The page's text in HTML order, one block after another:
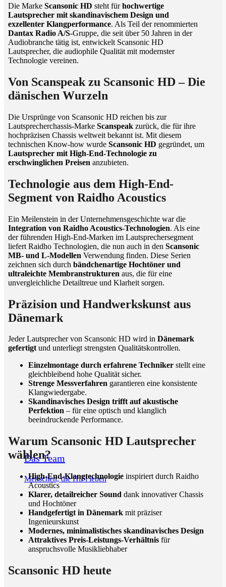
Das Team
Menschen, die HiFi leben
Die Marke Scansonic HD steht fürhochwertige
Lautsprecher mit skandinavischem Design und
exzellenter Klangperformance. Als Teil der renommierten
Dantax Radio A/S-Gruppe, die seit über 50 Jahren in der
Audiobranche tätig ist, entwickelt Scansonic HD
Lautsprecher, die audiophile Qualität mit modernster
Technologie vereinen.
Von Scanspeak zu Scansonic HD – Die
dänischen Wurzeln
Die Ursprünge von Scansonic HD reichen bis zur
Lautsprecherchassis-Marke Scanspeak zurück, die für ihre
hochpräzisen Chassis weltweit bekannt ist. Mit diesem
technischen Know-how wurde Scansonic HD gegründet, um
Lautsprecher mit High-End-Technologie zu
erschwinglichen Preisen anzubieten.
Technologie aus dem High-End-
Segment von Raidho Acoustics
Ein Meilenstein in der Unternehmensgeschichte war die
Integration von Raidho Acoustics-Technologien. Als eine
der führenden High-End-Marken im Lautsprechersegment
liefert Raidho Technologien, die nun auch in den Scansonic
MB- und L-Modellen Verwendung finden. Diese Serien
zeichnen sich durch bändchenartige Hochtöner und
ultraleichte Membranstrukturen aus, die für eine
unvergleichliche Detailtreue und Klarheit sorgen.
Präzision und Handwerkskunst aus
Dänemark
Jeder Lautsprecher von Scansonic HD wird in Dänemark
gefertigtund unterliegt strengsten Qualitätskontrollen.
Einzelmontage durch erfahrene Techniker stellt eine
gleichbleibend hohe Qualität sicher.
Strenge Messverfahren garantieren eine konsistente
Klangwiedergabe.
Skandinavisches Design trifft auf akustische
Perfektion – für eine optisch und klanglich
beeindruckende Performance.
Warum Scansonic HD Lautsprecher
wählen?
High-End-Klangtechnologie inspiriert durch Raidho
Acoustics
Klarer, detailreicher Sound dank innovativer Chassis
und Hochtöner
Handgefertigt in Dänemark mit präziser
Ingenieurskunst
Modernes, minimalistisches skandinavisches Design
Attraktives Preis-Leistungs-Verhältnis für
anspruchsvolle Musikliebhaber
Scansonic HD heute